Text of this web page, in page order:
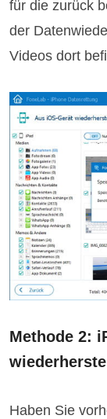
für die zurück
der
Videos dort
Methode 2:
Haben Sie